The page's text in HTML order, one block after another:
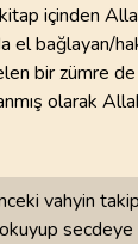
içinden
el bağlayan/
bir zümre de
olarak
vahyin